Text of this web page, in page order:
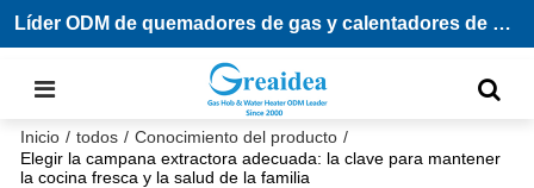
Líder ODM de quemadores de gas y calentadores de agua
Inicio / todos / Conocimiento del producto /
Elegir la campana extractora adecuada: la clave para mantener
la cocina fresca y la salud de la familia